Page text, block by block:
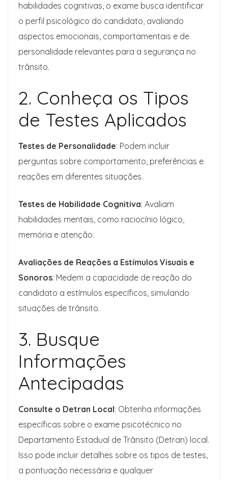
habilidades cognitivas, o exame busca identificar
o perfil psicológico do candidato, avaliando
aspectos emocionais, comportamentais e de
personalidade relevantes para a segurança no
trânsito.
2. Conheça os Tipos
de Testes Aplicados
Testes de Personalidade: Podem incluir
perguntas sobre comportamento, preferências e
reações em diferentes situações.
Testes de Habilidade Cognitiva: Avaliam
habilidades mentais, como raciocínio lógico,
memória e atenção.
Avaliações de Reações a Estímulos Visuais e
Sonoros: Medem a capacidade de reação do
candidato a estímulos específicos, simulando
situações de trânsito.
3. Busque
Informações
Antecipadas
Consulte o Detran Local: Obtenha informações
específicas sobre o exame psicotécnico no
Departamento Estadual de Trânsito (Detran) local.
Isso pode incluir detalhes sobre os tipos de testes,
a pontuação necessária e qualquer